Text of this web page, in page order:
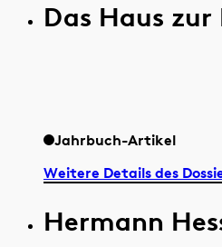
Das Haus zur
Jahrbuch-Artikel
Weitere Details des
Hermann